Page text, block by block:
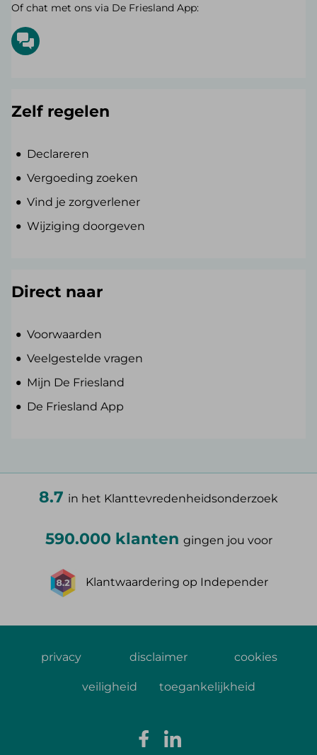
Of chat met ons via De Friesland App:
Zelf regelen
Declareren
Vergoeding zoeken
Vind je zorgverlener
Wijziging doorgeven
Direct naar
Voorwaarden
Veelgestelde vragen
Mijn De Friesland
De Friesland App
8.7 in het Klanttevredenheidsonderzoek
590.000 klanten gingen jou voor
Klantwaardering op Independer
privacy disclaimer cookies
veiligheid toegankelijkheid